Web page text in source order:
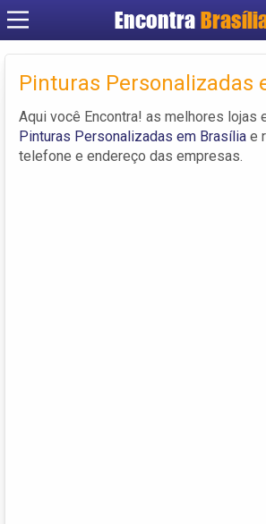
Encontra
Cadastrar
Criar conta
Pinturas Personalizadas
Aqui você Encontra! as melhores lojas
Pinturas Personalizadas em Brasília e
telefone e endereço das empresas.